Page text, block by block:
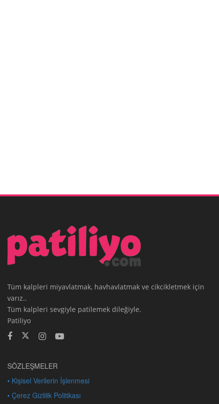
Tüm kalpleri miyavlatmak, havhavlatmak ve cikcikletmek için
varız..
Tüm kalpleri sevgiyle patilemek dileğiyle.
Patiliyo
SÖZLEŞMELER
• Kişisel Verilerin İşlenmesi
• Çerez Gizlilik Politikası